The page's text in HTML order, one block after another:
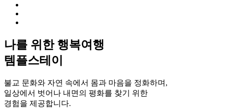
나를 위한 행복여행
템플스테이
불교 문화와 자연 속에서 몸과 마음을 정화하며,
일상에서 벗어나 내면의 평화를 찾기 위한
경험을 제공합니다.